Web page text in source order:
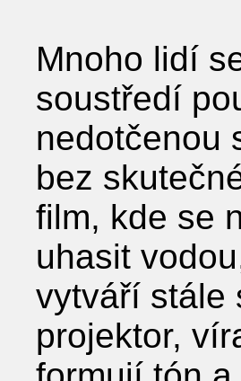
Mnoho lidí
soustředí
nedotčenou
bez
film, kde se
uhasit
vytváří stále
projektor,